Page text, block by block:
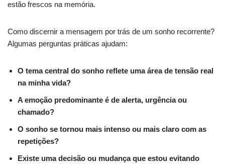
estão frescos na memória.
Como discernir a mensagem por trás de um sonho recorrente?
Algumas perguntas práticas ajudam:
O tema central do sonho reflete uma área de tensão real
na minha vida?
A emoção predominante é de alerta, urgência ou
chamado?
O sonho se tornou mais intenso ou mais claro com as
repetições?
Existe uma decisão ou mudança que estou evitando